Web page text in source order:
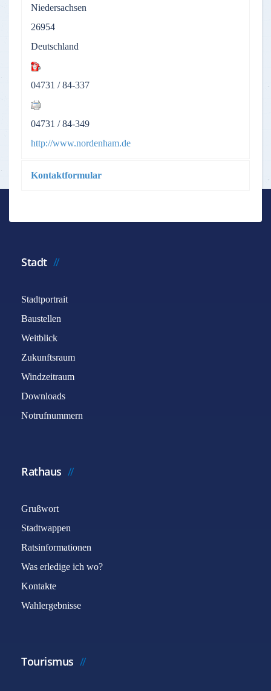
Niedersachsen
26954
Deutschland
04731 / 84-337
04731 / 84-349
http://www.nordenham.de
Kontaktformular
*Benötigtes Feld
E-Mail*
Nachricht
Captcha*
E-Mail senden
Stadt
Stadtportrait
Baustellen
Weitblick
Zukunftsraum
Windzeitraum
Downloads
Notrufnummern
Rathaus
Grußwort
Stadtwappen
Ratsinformationen
Was erledige ich wo?
Kontakte
Wahlergebnisse
Tourismus